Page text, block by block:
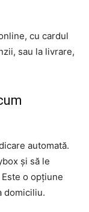
cu cardul
sau la livrare,
automată.
și să le
o opțiune
domiciliu.